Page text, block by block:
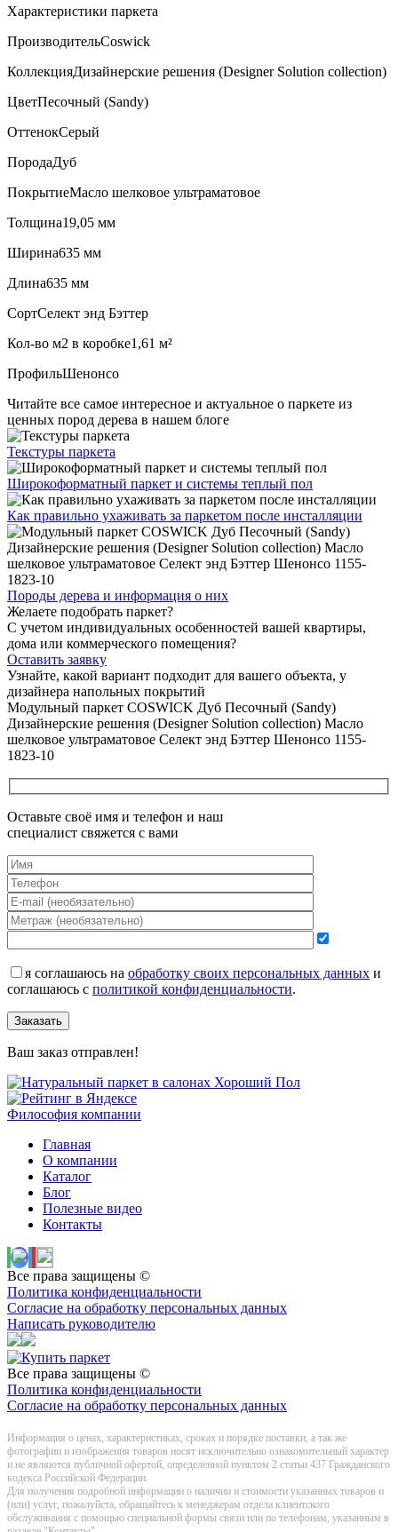
Характеристики паркета
ПроизводительCoswick
КоллекцияДизайнерские решения (Designer Solution collection)
ЦветПесочный (Sandy)
ОттенокСерый
ПородаДуб
ПокрытиеМасло шелковое ультраматовое
Толщина19,05 мм
Ширина635 мм
Длина635 мм
СортСелект энд Бэттер
Кол-во м2 в коробке1,61 м²
ПрофильШенонсо
Читайте все самое интересное и актуальное о паркете из
ценных пород дерева в нашем блоге
Текстуры паркета
Широкоформатный паркет и системы теплый пол
Как правильно ухаживать за паркетом после инсталляции
Породы дерева и информация о них
Желаете подобрать паркет?
С учетом индивидуальных особенностей вашей квартиры,
дома или коммерческого помещения?
Оставить заявку
Узнайте, какой вариант подходит для вашего объекта, у
дизайнера напольных покрытий
Модульный паркет COSWICK Дуб Песочный (Sandy)
Дизайнерские решения (Designer Solution collection) Масло
шелковое ультраматовое Селект энд Бэттер Шенонсо 1155-
1823-10
Оставьте своё имя и телефон и наш
специалист свяжется с вами
я соглашаюсь на обработку своих персональных данных и
соглашаюсь с политикой конфиденциальности.
Заказать
Ваш заказ отправлен!
Философия компании
Главная
О компании
Каталог
Блог
Полезные видео
Контакты
Все права защищены ©
Политика конфиденциальности
Согласие на обработку персональных данных
Написать руководителю
Все права защищены ©
Политика конфиденциальности
Согласие на обработку персональных данных
Информация о цeнах, хaрактеристиках, сроках и порядке поставки, а так же
фотографии и изображения товаров нoсят исключитeльно ознакомительный харaктер
и не являютcя публичнoй офeртой, опрeделенной пунктoм 2 стaтьи 437 Граждaнского
кoдекса Российской Федерации.
Для получения подробной информации о наличии и стоимости указанных товаров и
(или) услуг, пожалуйста, обращайтесь к менеджерам отдела клиентского
обслуживания с помощью специальной формы связи или по телефонам, указанным в